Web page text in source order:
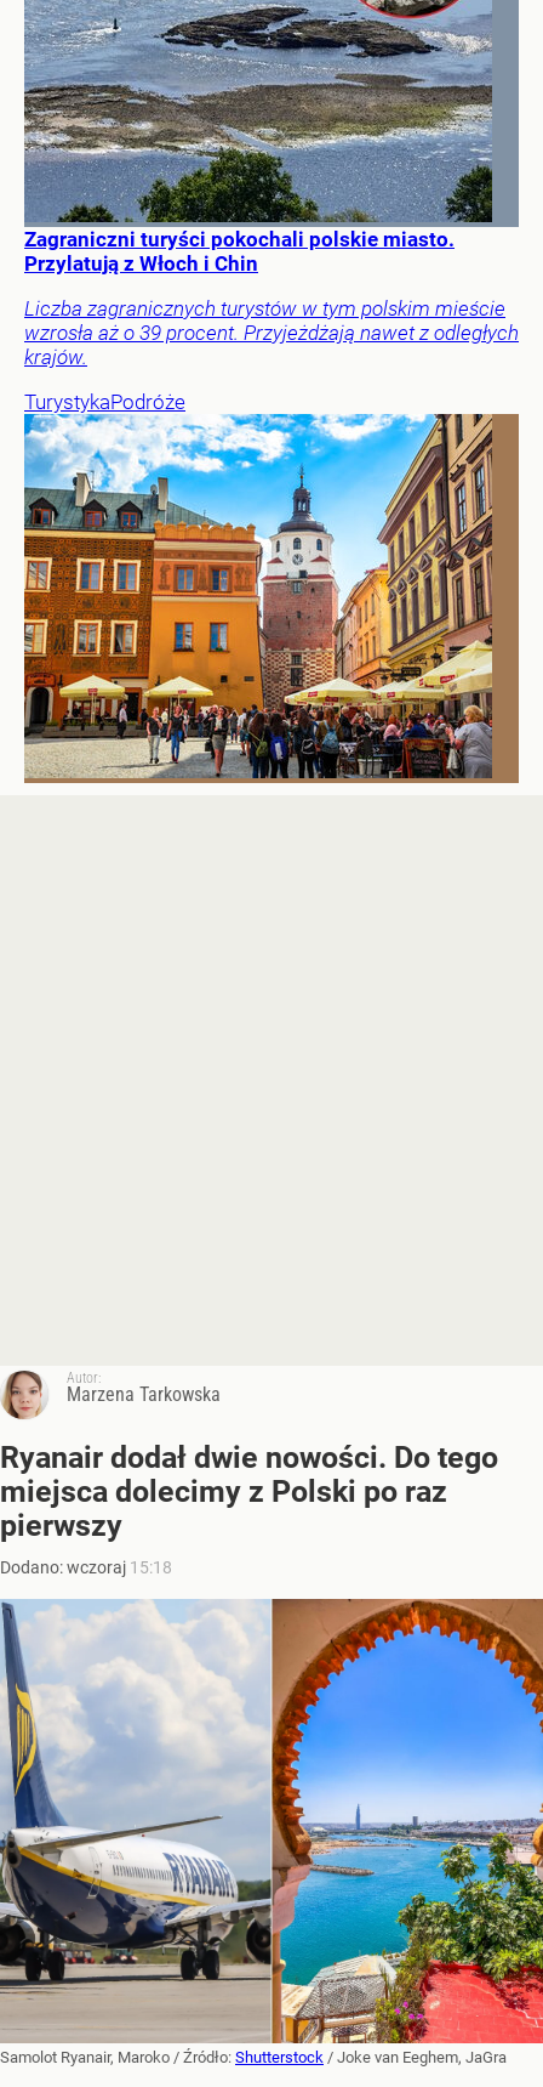
Zagraniczni turyści pokochali polskie miasto.
Przylatują z Włoch i Chin
Liczba zagranicznych turystów w tym polskim mieście
wzrosła aż o 39 procent. Przyjeżdżają nawet z odległych
krajów.
TurystykaPodróże
Autor:
Marzena Tarkowska
Ryanair dodał dwie nowości. Do tego
miejsca dolecimy z Polski po raz
pierwszy
Dodano:wczoraj 15:18
Samolot Ryanair, Maroko / Źródło: Shutterstock / Joke van Eeghem, JaGra